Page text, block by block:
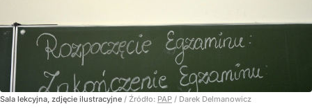
Sala lekcyjna, zdjęcie ilustracyjne / Źródło: PAP / Darek Delmanowicz